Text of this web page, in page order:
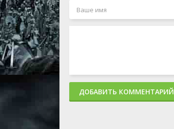
ДОБАВИТЬ КОММЕНТАРИЙ